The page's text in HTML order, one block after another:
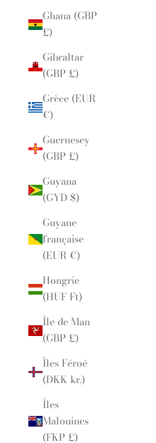
Ghana (GBP
£)
Gibraltar
(GBP £)
Grèce (EUR
€)
Guernesey
(GBP £)
Guyana
(GYD $)
Guyane
française
(EUR €)
Hongrie
(HUF Ft)
Île de Man
(GBP £)
Îles Féroé
(DKK kr.)
Îles
Malouines
(FKP £)